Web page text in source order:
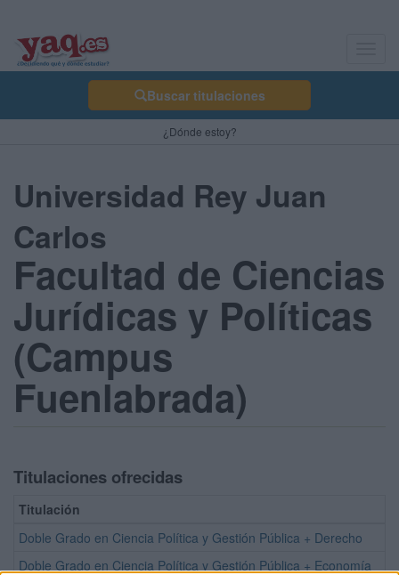
Buscar titulaciones
¿Dónde estoy?
Universidad Rey Juan
Carlos
Facultad de Ciencias
Jurídicas y Políticas
(Campus
Fuenlabrada)
Titulaciones ofrecidas
Titulación
Doble Grado en Ciencia Política y Gestión Pública + Derecho
Doble Grado en Ciencia Política y Gestión Pública + Economía